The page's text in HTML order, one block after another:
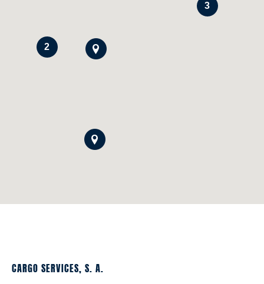
3
2
CARGO SERVICES, S. A.